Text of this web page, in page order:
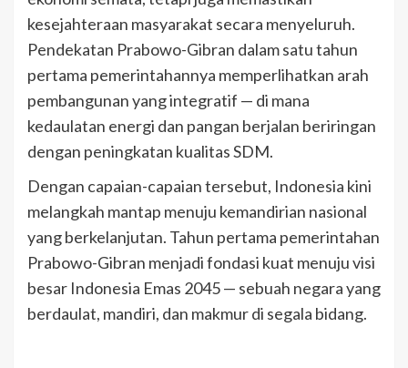
kesejahteraan masyarakat secara menyeluruh.
Pendekatan Prabowo-Gibran dalam satu tahun
pertama pemerintahannya memperlihatkan arah
pembangunan yang integratif — di mana
kedaulatan energi dan pangan berjalan beriringan
dengan peningkatan kualitas SDM.
Dengan capaian-capaian tersebut, Indonesia kini
melangkah mantap menuju kemandirian nasional
yang berkelanjutan. Tahun pertama pemerintahan
Prabowo-Gibran menjadi fondasi kuat menuju visi
besar Indonesia Emas 2045 — sebuah negara yang
berdaulat, mandiri, dan makmur di segala bidang.